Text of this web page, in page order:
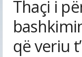
Thaçi i
që veriu